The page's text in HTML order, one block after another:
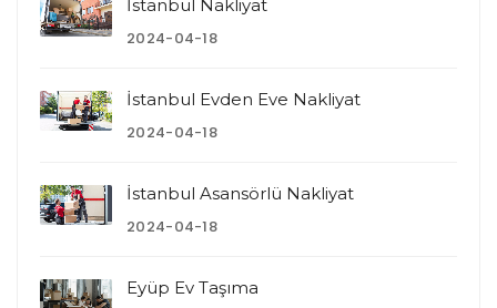
İstanbul Nakliyat
2024-04-18
İstanbul Evden Eve Nakliyat
2024-04-18
İstanbul Asansörlü Nakliyat
2024-04-18
Eyüp Ev Taşıma